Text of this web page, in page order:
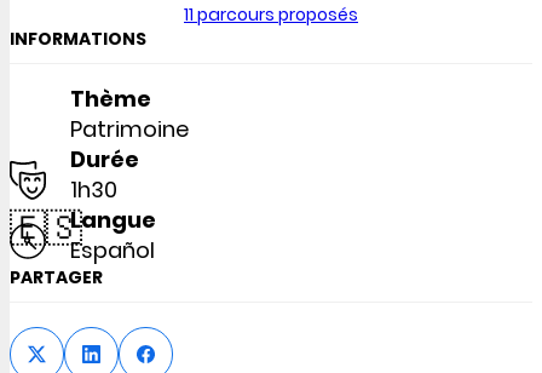
11 parcours proposés
INFORMATIONS
Thème
Patrimoine
Durée
1h30
🇪🇸Langue
Español
PARTAGER